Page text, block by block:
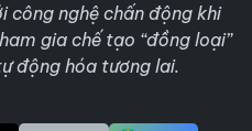
công nghệ chấn động khi
gia chế tạo “đồng loại”
động hóa tương lai.